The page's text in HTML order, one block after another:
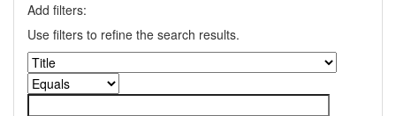
Add filters:
Use filters to refine the search results.